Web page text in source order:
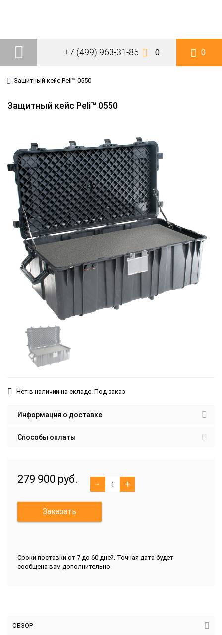
+7 (499) 963-31-85 0 0
Защитный кейс Peli™ 0550
Защитный кейс Peli™ 0550
Нет в наличии на складе. Под заказ
Информация о доставке
Способы оплаты
279 900 руб. - +
Заказать
Сроки поставки от 7 до 60 дней. Точная дата будет
сообщена вам дополнительно.
ОБЗОР